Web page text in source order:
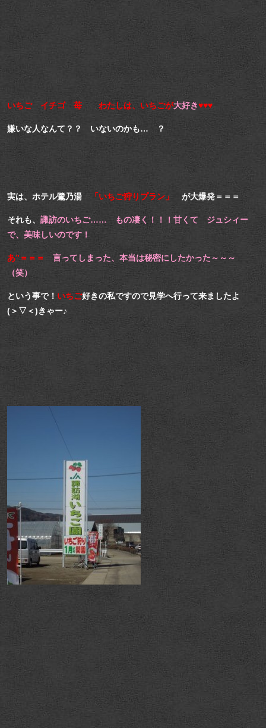
いちご イチゴ 苺 わたしは、いちごが大好き♥♥♥
嫌いな人なんて？？ いないのかも… ？
実は、ホテル鷺乃湯 「いちご狩りプラン」 が大爆発＝＝＝
それも、 諏訪のいちご…… もの凄く！！！甘くて ジュシィー
で、美味しいのです！
あ”＝＝＝
言ってしまった、本当は秘密にしたかった～～～
（笑）
という事で！ いちご好きの私ですので見学へ行って来ましたよ
(＞▽＜)きゃー♪